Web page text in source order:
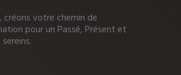
créons votre chemin de
pour un Passé, Présent et